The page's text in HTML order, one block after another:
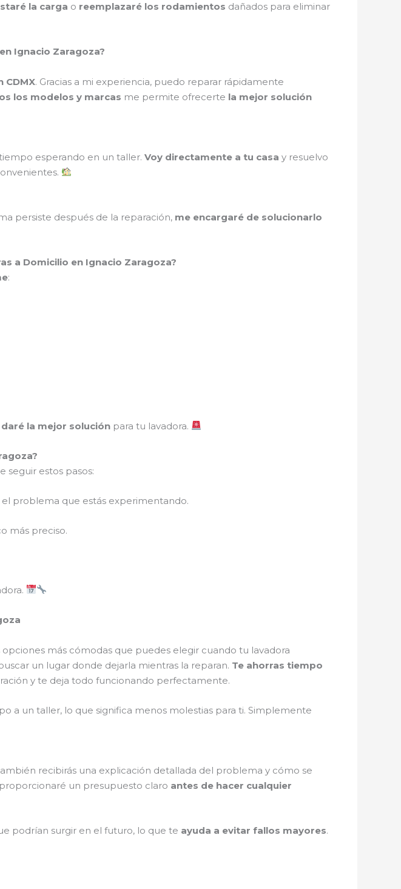
la carga o reemplazaré los rodamientos dañados para eliminar
Ignacio Zaragoza?
CDMX. Gracias a mi experiencia, puedo reparar rápidamente
los modelos y marcas me permite ofrecerte la mejor solución
esperando en un taller. Voy directamente a tu casa y resuelvo
persiste después de la reparación, me encargaré de solucionarlo
a Domicilio en Ignacio Zaragoza?
:
la mejor solución para tu lavadora.
seguir estos pasos:
problema que estás experimentando.
más preciso.
opciones más cómodas que puedes elegir cuando tu lavadora
un lugar donde dejarla mientras la reparan. Te ahorras tiempo
y te deja todo funcionando perfectamente.
a un taller, lo que significa menos molestias para ti. Simplemente
recibirás una explicación detallada del problema y cómo se
un presupuesto claro antes de hacer cualquier
podrían surgir en el futuro, lo que te ayuda a evitar fallos mayores.